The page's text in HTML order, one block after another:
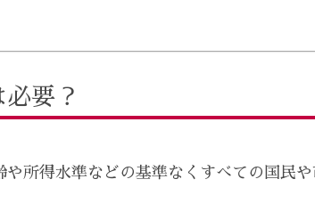
要？
所得水準などの基準なくすべての国民